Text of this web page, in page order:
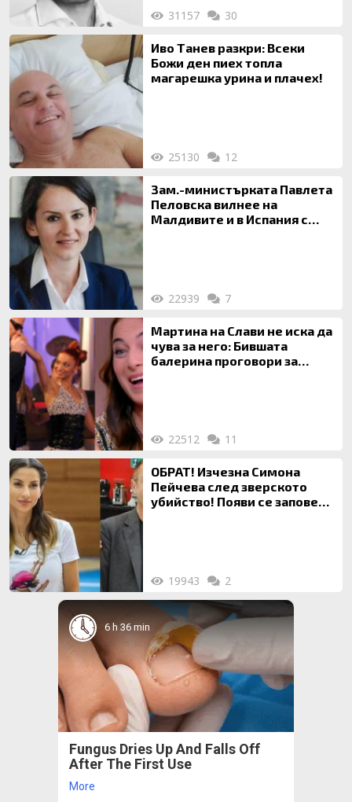
31157 30
Иво Танев разкри: Всеки
Божи ден пиех топла
магарешка урина и плачех!
25130 12
Зам.-министърката Павлета
Пеловска вилнее на
Малдивите и в Испания с
22939 7
Мартина на Слави не иска да
чува за него: Бившата
балерина проговори за
22512 11
ОБРАТ! Изчезна Симона
Пейчева след зверското
убийство! Появи се заповед
19943 2
6 h 36 min
Fungus Dries Up And Falls Off
After The First Use
More